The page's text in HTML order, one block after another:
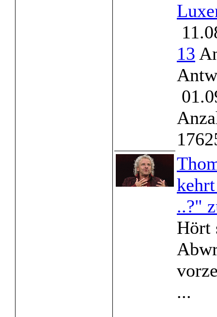
13
..?"
Hört
...